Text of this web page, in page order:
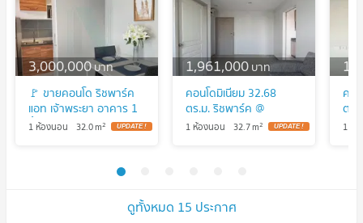
ดูทั้งหมด 15 ประกาศ
3,000,000บาท
🚩 ขายคอนโด ริชพาร์ค
แอท เจ้าพระยา อาคาร 1
ชั้น 33 1 ห้องนอน ขนาด
1 ห้องนอน 32.0m2
1,961,000บาท
คอนโดมิเนียม 32.68
ตร.ม. ริชพาร์ค @
เจ้าพระยา เมืองนนทบุรี
1 ห้องนอน 32.7m2
คอ
ตร.
เจ้
1 ห้